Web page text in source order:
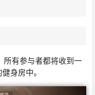
有参与者都将收到一
身房中。